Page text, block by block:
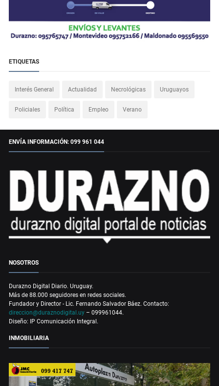
ETIQUETAS
Interés General Actualidad Necrológicas Uruguayos
Policiales Política Empleo Verano
ENVÍA INFORMACIÓN: 099 961 044
NOSOTROS
Durazno Digital Diario. Uruguay.
Más de 88.000 seguidores en redes sociales.
Fundador y Director - Lic. Fernando Salvador Báez. Contacto:
direccion@duraznodigital.uy – 099961044.
Diseño: IP Comunicación Integral.
INMOBILIARIA